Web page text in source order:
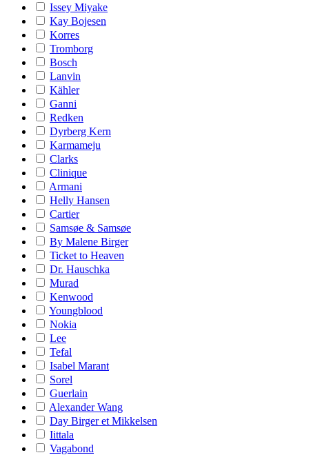
Issey Miyake
Kay Bojesen
Korres
Tromborg
Bosch
Lanvin
Kähler
Ganni
Redken
Dyrberg Kern
Karmameju
Clarks
Clinique
Armani
Helly Hansen
Cartier
Samsøe & Samsøe
By Malene Birger
Ticket to Heaven
Dr. Hauschka
Murad
Kenwood
Youngblood
Nokia
Lee
Tefal
Isabel Marant
Sorel
Guerlain
Alexander Wang
Day Birger et Mikkelsen
Iittala
Vagabond